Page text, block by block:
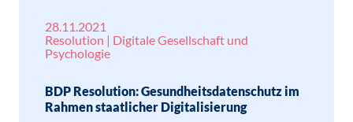
28.11.2021
Resolution | Digitale Gesellschaft und
Psychologie
BDP Resolution: Gesundheitsdatenschutz im
Rahmen staatlicher Digitalisierung